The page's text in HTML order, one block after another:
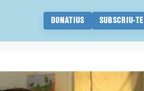
DONATIUS SUBSCRIU-TE